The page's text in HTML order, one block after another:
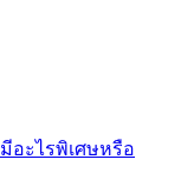
อะไรพิเศษหรือ